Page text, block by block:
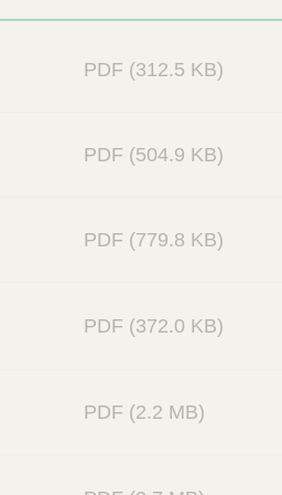
PDF (312.5 KB)
PDF (504.9 KB)
PDF (779.8 KB)
PDF (372.0 KB)
PDF (2.2 MB)